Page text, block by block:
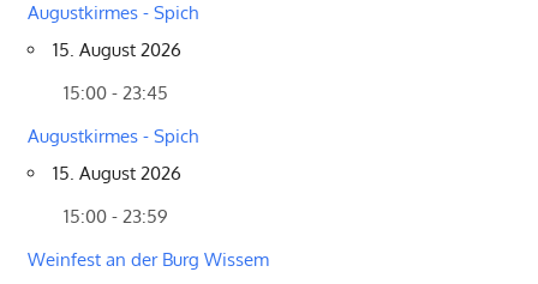
Augustkirmes - Spich
15. August 2026
15:00 - 23:45
Augustkirmes - Spich
15. August 2026
15:00 - 23:59
Weinfest an der Burg Wissem